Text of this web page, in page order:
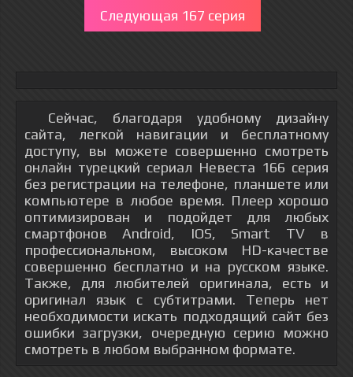
Следующая 167 серия
Сейчас, благодаря удобному дизайну
сайта, легкой навигации и бесплатному
доступу, вы можете совершенно смотреть
онлайн турецкий сериал Невеста 166 серия
без регистрации на телефоне, планшете или
компьютере в любое время. Плеер хорошо
оптимизирован и подойдет для любых
смартфонов Android, IOS, Smart TV в
профессиональном, высоком HD-качестве
совершенно бесплатно и на русском языке.
Также, для любителей оригинала, есть и
оригинал язык с субтитрами. Теперь нет
необходимости искать подходящий сайт без
ошибки загрузки, очередную серию можно
смотреть в любом выбранном формате.